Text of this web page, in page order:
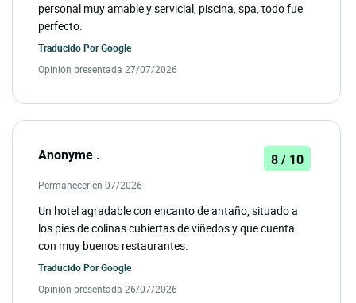
personal muy amable y servicial, piscina, spa, todo fue
perfecto.
Traducido PorGoogle
Opinión presentada 27/07/2026
Anonyme . 8 / 10
Permanecer en 07/2026
Un hotel agradable con encanto de antaño, situado a
los pies de colinas cubiertas de viñedos y que cuenta
con muy buenos restaurantes.
Traducido PorGoogle
Opinión presentada 26/07/2026